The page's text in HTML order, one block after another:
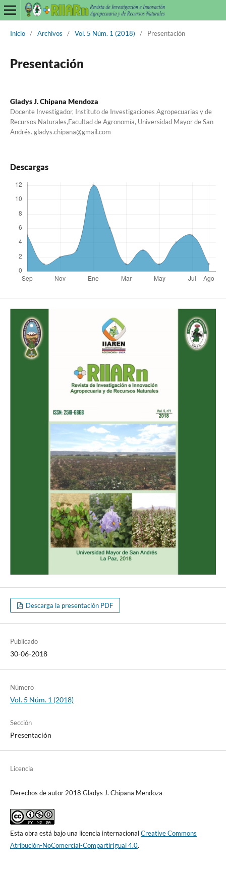
Inicio / Archivos / Vol. 5 Núm. 1 (2018) / Presentación
Presentación
Gladys J. Chipana Mendoza
Docente Investigador, Instituto de Investigaciones Agropecuarias y de
Recursos Naturales,Facultad de Agronomía, Universidad Mayor de San
Andrés. gladys.chipana@gmail.com
Descargas
Descarga la presentación PDF
Publicado
30-06-2018
Número
Vol. 5 Núm. 1 (2018)
Sección
Presentación
Licencia
Derechos de autor 2018 Gladys J. Chipana Mendoza
Esta obra está bajo una licencia internacionalCreative Commons
Atribución-NoComercial-CompartirIgual 4.0.